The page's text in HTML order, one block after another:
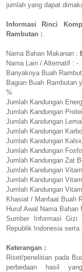
jumlah yang dapat
Informasi Rinci
Rambutan :
Nama Bahan Makanan :
Nama Lain / Alternatif : -
Banyaknya Buah
Bagian Buah Rambutan
%
Jumlah Kandungan
Jumlah Kandungan
Jumlah Kandungan
Jumlah Kandungan
Jumlah Kandungan
Jumlah Kandungan
Jumlah Kandungan Zat
Jumlah Kandungan
Jumlah Kandungan
Jumlah Kandungan
Khasiat / Manfaat Buah
Huruf Awal Nama Bahan
Sumber Informasi Gizi
Republik Indonesia serta
Keterangan :
Riset/penelitian pada
perbedaan hasil